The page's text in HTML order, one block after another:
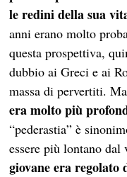
le redini della sua
anni erano molto
questa prospettiva,
dubbio ai Greci e ai
massa di pervertiti.
era molto più
“pederastia” è
essere più lontano
giovane era regolato